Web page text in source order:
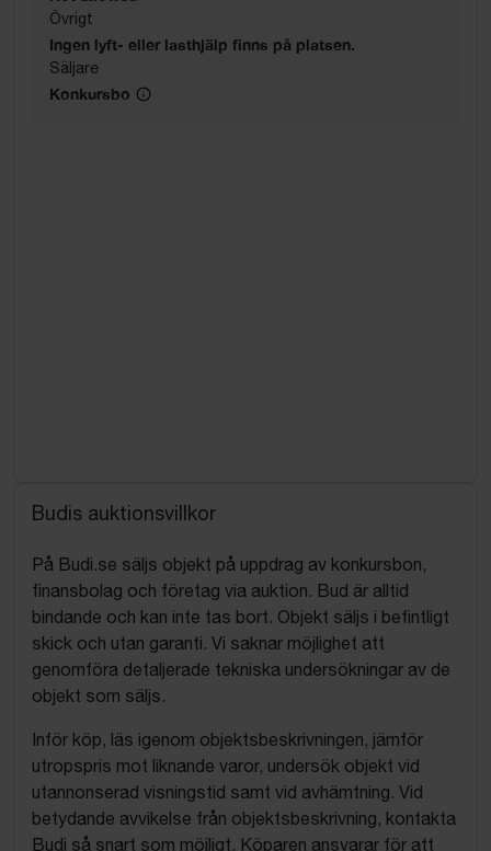
Övrigt
Ingen lyft- eller lasthjälp finns på platsen.
Säljare
Konkursbo
Budis auktionsvillkor
På Budi.se säljs objekt på uppdrag av konkursbon,
finansbolag och företag via auktion. Bud är alltid
bindande och kan inte tas bort. Objekt säljs i befintligt
skick och utan garanti. Vi saknar möjlighet att
genomföra detaljerade tekniska undersökningar av de
objekt som säljs.
Inför köp, läs igenom objektsbeskrivningen, jämför
utropspris mot liknande varor, undersök objekt vid
utannonserad visningstid samt vid avhämtning. Vid
betydande avvikelse från objektsbeskrivning, kontakta
Budi så snart som möjligt. Köparen ansvarar för att